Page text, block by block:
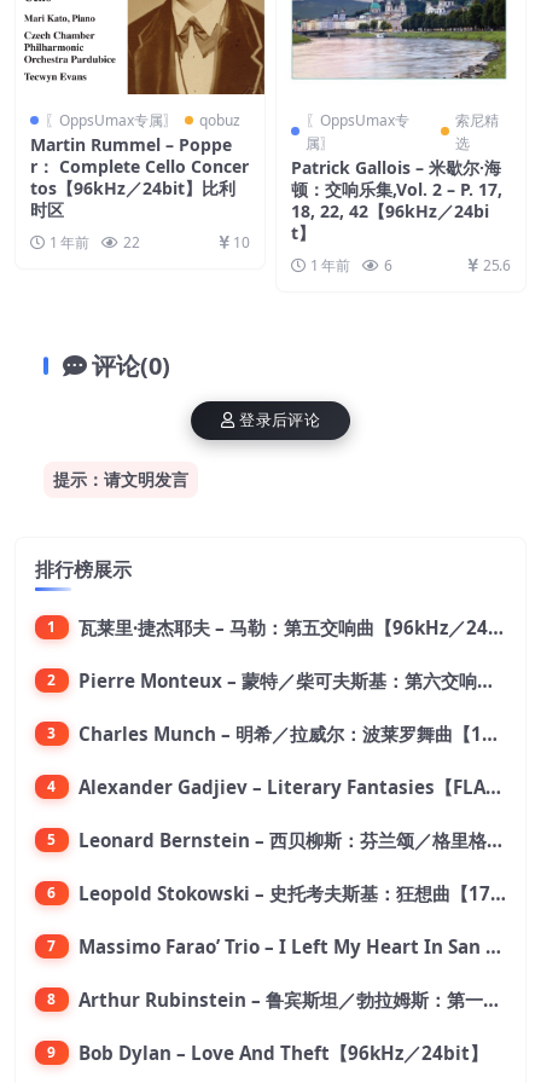
〖OppsUmax专属〗 qobuz
Martin Rummel – Poppe
r： Complete Cello Concer
tos【96kHz／24bit】比利
时区
1 年前 22 10
〖OppsUmax专
属〗
索尼精
选
Patrick Gallois – 米歇尔·海
顿：交响乐集,Vol. 2 – P. 17,
18, 22, 42【96kHz／24bi
t】
1 年前 6 25.6
评论(0)
提示：请文明发言
登录后评论
排行榜展示
1 瓦莱里·捷杰耶夫 – 马勒：第五交响曲【96kHz／24bit】
2 Pierre Monteux – 蒙特／柴可夫斯基：第六交响曲【176.4kHz／24bit】
3 Charles Munch – 明希／拉威尔：波莱罗舞曲【176.4kHz／24bit】
4 Alexander Gadjiev – Literary Fantasies【FLAC 192】
5 Leonard Bernstein – 西贝柳斯：芬兰颂／格里格：培尔·金特组曲【44.1kHz／24bit】
6 Leopold Stokowski – 史托考夫斯基：狂想曲【176.4kHz／24bit】
7 Massimo Farao’ Trio – I Left My Heart In San Francisco (2.8MHz DSD)【2.8MHz／1bit】
8 Arthur Rubinstein – 鲁宾斯坦／勃拉姆斯：第一钢琴协奏曲【176.4kHz／24bit】
9 Bob Dylan – Love And Theft【96kHz／24bit】